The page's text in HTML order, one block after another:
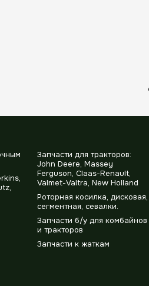
Запчасти для тракторов:
John Deere, Massey
Ferguson, Claas-Renault,
Valmet-Valtra, New Holland
Роторная косилка, дисковая,
сегментная, севалки.
Запчасти б/у для комбайнов
и тракторов
Запчасти к жаткам